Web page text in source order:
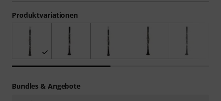
Produktvariationen
Bundles & Angebote